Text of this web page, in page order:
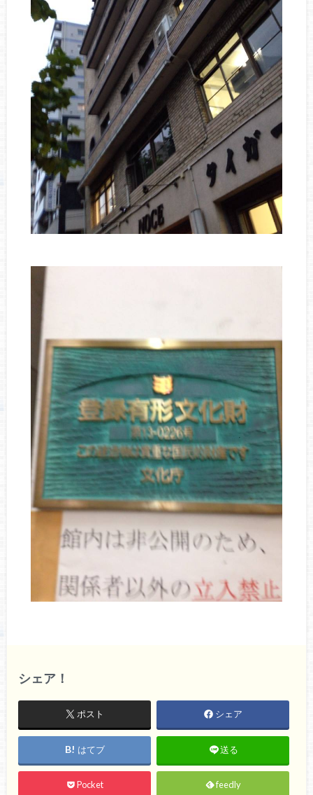
シェア！
ポスト シェア
はてブ 送る
Pocket feedly